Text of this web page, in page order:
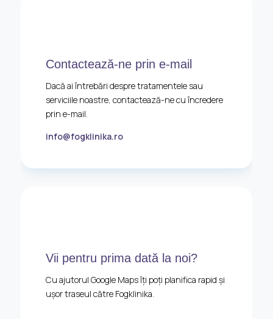
Contactează-ne prin e-mail
Dacă ai întrebări despre tratamentele sau
serviciile noastre, contactează-ne cu încredere
prin e-mail.
info@fogklinika.ro
Vii pentru prima dată la noi?
Cu ajutorul Google Maps îți poți planifica rapid și
ușor traseul către Fogklinika.